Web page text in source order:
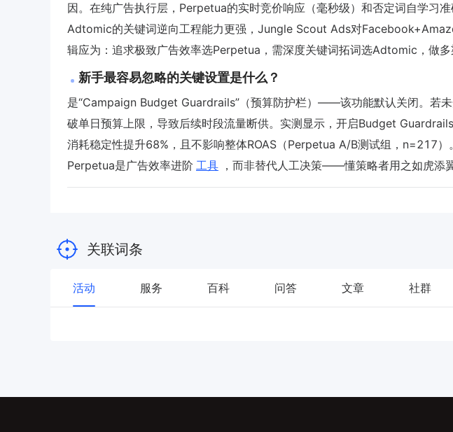
因。在纯广告执行层，Perpetua的实时竞价响应（毫秒级）和否定词自学习
Adtomic的关键词逆向工程能力更强，Jungle Scout Ads对
辑应为：追求极致广告效率选Perpetua，需深度关键词拓词选Adtomic，做
新手最容易忽略的关键设置是什么？
是“Campaign Budget Guardrails”（预算防护栏）——该功能默认关闭。若
破单日预算上限，导致后续时段流量断供。实测显示，开启Budget
消耗稳定性提升68%，且不影响整体ROAS（Perpetua A/B测试组，n=217）。
Perpetua是广告效率进阶 工具 ，而非替代人工决策——懂策略者用之如虎添翼
关联词条
活动 服务 百科 问答 文章 社群